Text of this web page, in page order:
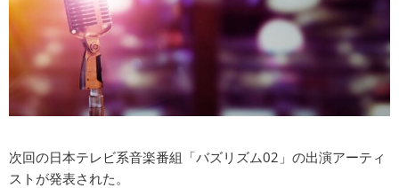
次回の日本テレビ系音楽番組「バズリズム02」の出演アーティ
ストが発表された。